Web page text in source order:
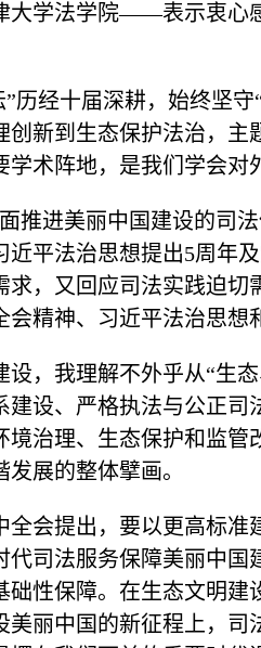
大学法学院——表示衷心
”历经十届深耕，始终坚
创新到生态保护法治，主
学术阵地，是我们学会对
推进美丽中国建设的司
近平法治思想提出5周年
求，又回应司法实践迫
会精神、习近平法治思想
设，我理解不外乎从“生
建设、严格执法与公正
境治理、生态保护和监
展的整体擘画。
全会提出，要以更高标
代司法服务保障美丽中
础性保障。在生态文明
美丽中国的新征程上，